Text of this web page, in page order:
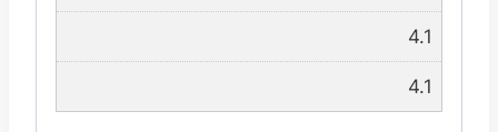
4.1
4.1